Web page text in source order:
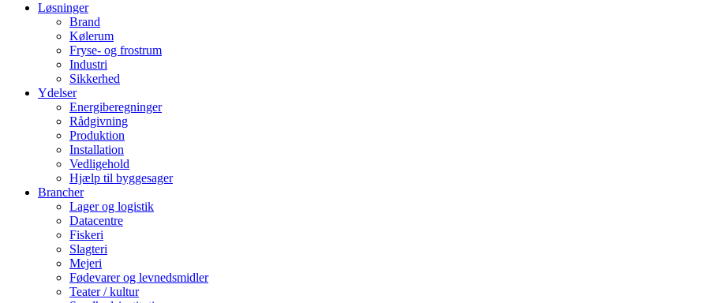
Løsninger
Brand
Kølerum
Fryse- og frostrum
Industri
Sikkerhed
Ydelser
Energiberegninger
Rådgivning
Produktion
Installation
Vedligehold
Hjælp til byggesager
Brancher
Lager og logistik
Datacentre
Fiskeri
Slagteri
Mejeri
Fødevarer og levnedsmidler
Teater / kultur